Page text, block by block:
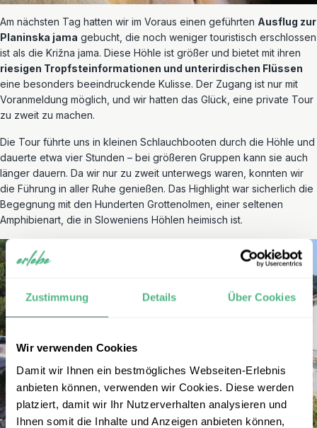
Zustimmung Details Über Cookies
Wir verwenden Cookies
Damit wir Ihnen ein bestmögliches Webseiten-Erlebnis
anbieten können, verwenden wir Cookies. Diese werden
platziert, damit wir Ihr Nutzerverhalten analysieren und
Ihnen somit die Inhalte und Anzeigen anbieten können,
Am nächsten Tag hatten wir im Voraus einen geführten Ausflug zur
Planinska jama gebucht, die noch weniger touristisch erschlossen
ist als die Križna jama. Diese Höhle ist größer und bietet mit ihren
riesigen Tropfsteinformationen und unterirdischen Flüssen
eine besonders beeindruckende Kulisse. Der Zugang ist nur mit
Voranmeldung möglich, und wir hatten das Glück, eine private Tour
zu zweit zu machen.
Die Tour führte uns in kleinen Schlauchbooten durch die Höhle und
dauerte etwa vier Stunden – bei größeren Gruppen kann sie auch
länger dauern. Da wir nur zu zweit unterwegs waren, konnten wir
die Führung in aller Ruhe genießen. Das Highlight war sicherlich die
Begegnung mit den Hunderten Grottenolmen, einer seltenen
Amphibienart, die in Sloweniens Höhlen heimisch ist.